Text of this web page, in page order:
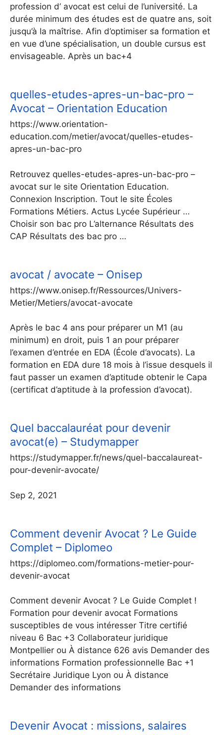
profession d’ avocat est celui de l’université. La
durée minimum des études est de quatre ans, soit
jusqu’à la maîtrise. Afin d’optimiser sa formation et
en vue d’une spécialisation, un double cursus est
envisageable. Après un bac+4
quelles-etudes-apres-un-bac-pro –
Avocat – Orientation Education
https://www.orientation-
education.com/metier/avocat/quelles-etudes-
apres-un-bac-pro
Retrouvez quelles-etudes-apres-un-bac-pro –
avocat sur le site Orientation Education.
Connexion Inscription. Tout le site Écoles
Formations Métiers. Actus Lycée Supérieur …
Choisir son bac pro L’alternance Résultats des
CAP Résultats des bac pro …
avocat / avocate – Onisep
https://www.onisep.fr/Ressources/Univers-
Metier/Metiers/avocat-avocate
Après le bac 4 ans pour préparer un M1 (au
minimum) en droit, puis 1 an pour préparer
l’examen d’entrée en EDA (École d’avocats). La
formation en EDA dure 18 mois à l’issue desquels il
faut passer un examen d’aptitude obtenir le Capa
(certificat d’aptitude à la profession d’avocat).
Quel baccalauréat pour devenir
avocat(e) – Studymapper
https://studymapper.fr/news/quel-baccalaureat-
pour-devenir-avocate/
Sep 2, 2021
Comment devenir Avocat ? Le Guide
Complet – Diplomeo
https://diplomeo.com/formations-metier-pour-
devenir-avocat
Comment devenir Avocat ? Le Guide Complet !
Formation pour devenir avocat Formations
susceptibles de vous intéresser Titre certifié
niveau 6 Bac +3 Collaborateur juridique
Montpellier ou À distance 626 avis Demander des
informations Formation professionnelle Bac +1
Secrétaire Juridique Lyon ou À distance
Demander des informations
Devenir Avocat : missions, salaires